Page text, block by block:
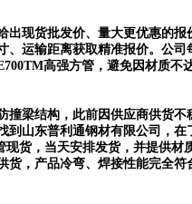
出现货批发价、量大更优惠的报
、运输距离获取精准报价。公司
高强方管，避免因材质不
撞梁结构，此前因供应商供货不
到山东普利通钢材有限公司，在
现货，当天安排发货，并提供材
货，产品冷弯、焊接性能完全符